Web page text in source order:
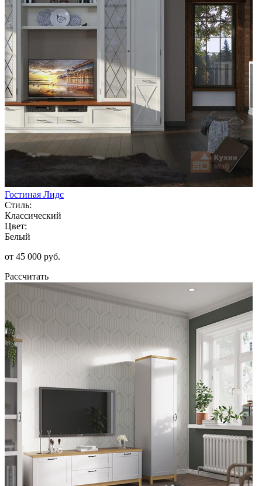
Гостиная Лидс
Стиль:
Классический
Цвет:
Белый
от 45 000 руб.
Рассчитать